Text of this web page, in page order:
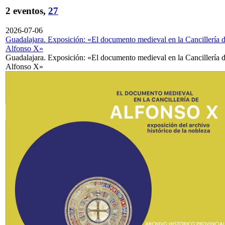
2 eventos, 27
2026-07-06
Guadalajara. Exposición: «El documento medieval en la Cancillería
Alfonso X»
Guadalajara. Exposición: «El documento medieval en la Cancillería
Alfonso X»